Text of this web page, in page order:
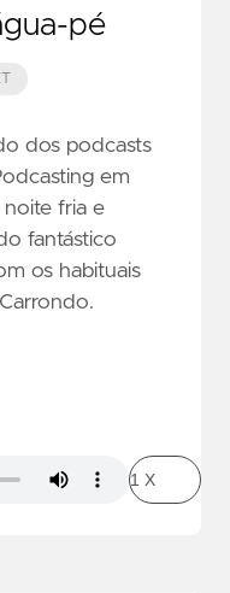
pé
dos podcasts
em
noite fria e
fantástico
os habituais